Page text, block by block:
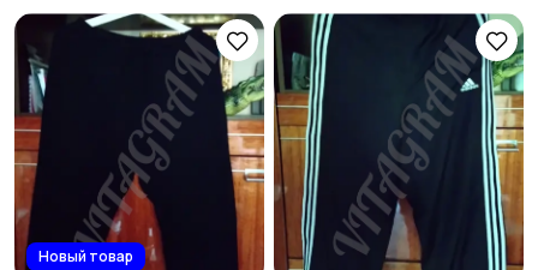
Новый товар